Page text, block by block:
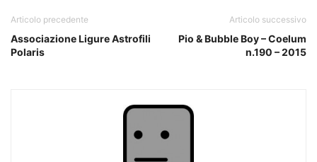
Articolo precedente
Associazione Ligure Astrofili
Polaris
Articolo successivo
Pio & Bubble Boy – Coelum
n.190 – 2015